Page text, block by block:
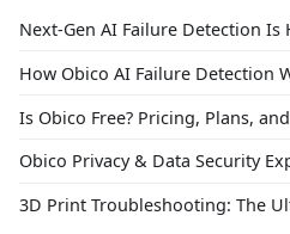
Next-Gen AI Failure Detection Is
How Obico AI Failure Detection
Is Obico Free? Pricing, Plans,
Obico Privacy & Data Security